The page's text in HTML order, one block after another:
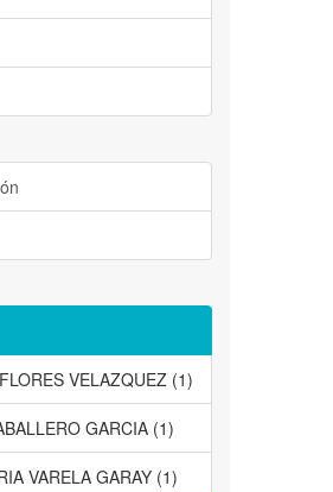
VELAZQUEZ (1)
GARCIA (1)
VARELA GARAY (1)